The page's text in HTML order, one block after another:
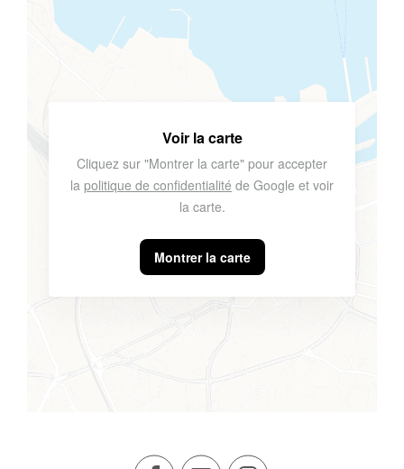
Voir la carte
Cliquez sur "Montrer la carte" pour accepter
la politique de confidentialité de Google et voir
la carte.
Montrer la carte